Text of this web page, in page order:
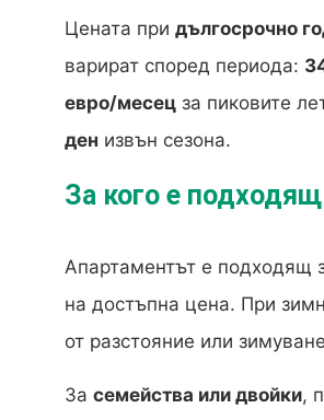
Цената при дългосрочно
варират според периода:
евро/месец за пиковите
ден извън сезона.
За кого е
Апартаментът е подходящ
на достъпна цена. При
от разстояние или
За семейства или двойки,